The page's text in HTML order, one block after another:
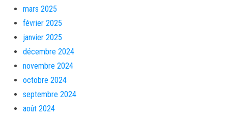
mars 2025
février 2025
janvier 2025
décembre 2024
novembre 2024
octobre 2024
septembre 2024
août 2024